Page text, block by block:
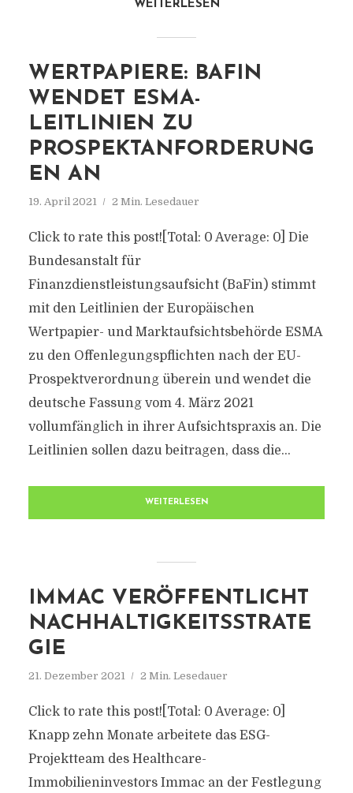
WEITERLESEN
WERTPAPIERE: BAFIN
WENDET ESMA-
LEITLINIEN ZU
PROSPEKTANFORDERUNG
EN AN
19. April 2021 2 Min. Lesedauer
Click to rate this post![Total: 0 Average: 0] Die
Bundesanstalt für
Finanzdienstleistungsaufsicht (BaFin) stimmt
mit den Leitlinien der Europäischen
Wertpapier- und Marktaufsichtsbehörde ESMA
zu den Offenlegungspflichten nach der EU-
Prospektverordnung überein und wendet die
deutsche Fassung vom 4. März 2021
vollumfänglich in ihrer Aufsichtspraxis an. Die
Leitlinien sollen dazu beitragen, dass die...
WEITERLESEN
IMMAC VERÖFFENTLICHT
NACHHALTIGKEITSSTRATE
GIE
21. Dezember 2021 2 Min. Lesedauer
Click to rate this post![Total: 0 Average: 0]
Knapp zehn Monate arbeitete das ESG-
Projektteam des Healthcare-
Immobilieninvestors Immac an der Festlegung